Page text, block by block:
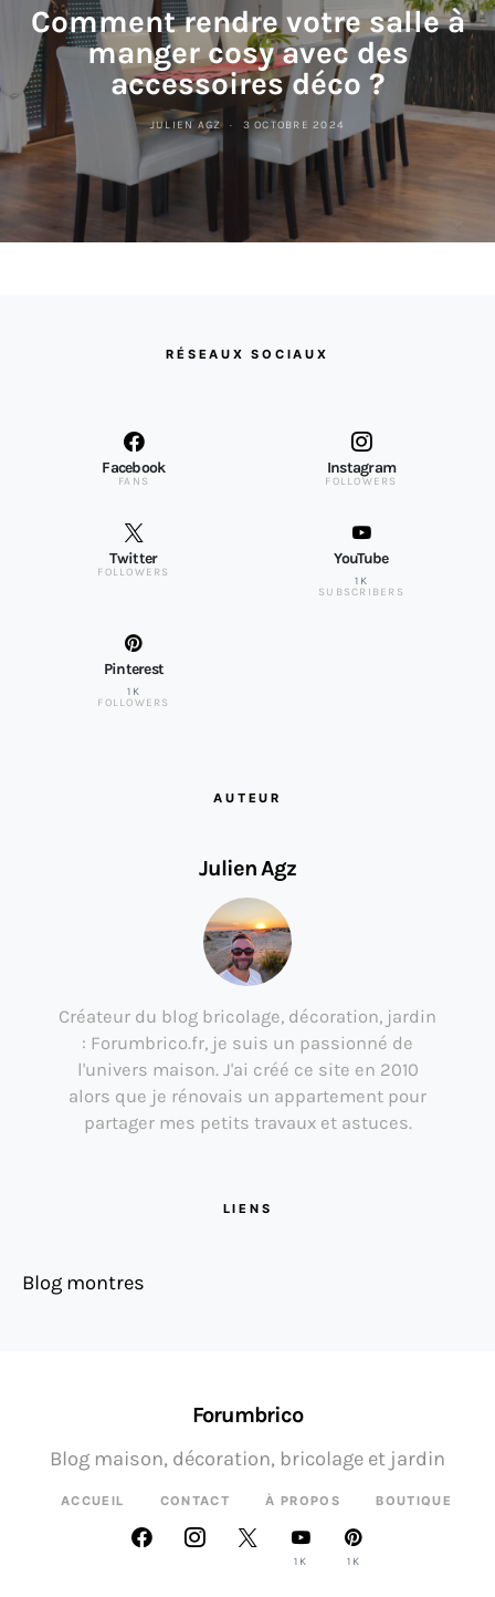
Comment rendre votre salle à
manger cosy avec des
accessoires déco ?
JULIEN AGZ 3 OCTOBRE 2024
RÉSEAUX SOCIAUX
Facebook
FANS
Instagram
FOLLOWERS
Twitter
FOLLOWERS
YouTube
1K
SUBSCRIBERS
Pinterest
1K
FOLLOWERS
AUTEUR
Julien Agz
Créateur du blog bricolage, décoration, jardin
: Forumbrico.fr, je suis un passionné de
l'univers maison. J'ai créé ce site en 2010
alors que je rénovais un appartement pour
partager mes petits travaux et astuces.
LIENS
Blog montres
Forumbrico
ACCUEIL CONTACT À PROPOS BOUTIQUE
Blog maison, décoration, bricolage et jardin
1K 1K